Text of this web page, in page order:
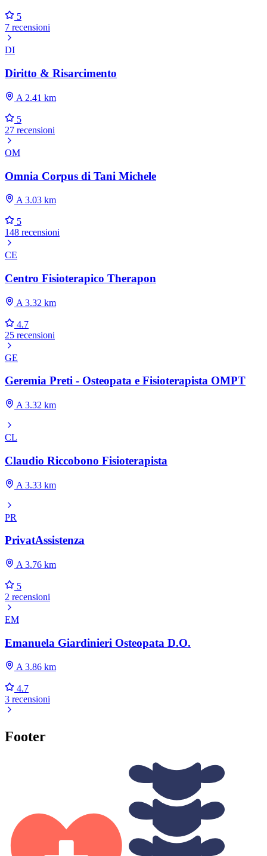
5
7 recensioni
DI
Diritto & Risarcimento
A 2.41 km
5
27 recensioni
OM
Omnia Corpus di Tani Michele
A 3.03 km
5
148 recensioni
CE
Centro Fisioterapico Therapon
A 3.32 km
4.7
25 recensioni
GE
Geremia Preti - Osteopata e Fisioterapista OMPT
A 3.32 km
CL
Claudio Riccobono Fisioterapista
A 3.33 km
PR
PrivatAssistenza
A 3.76 km
5
2 recensioni
EM
Emanuela Giardinieri Osteopata D.O.
A 3.86 km
4.7
3 recensioni
Footer